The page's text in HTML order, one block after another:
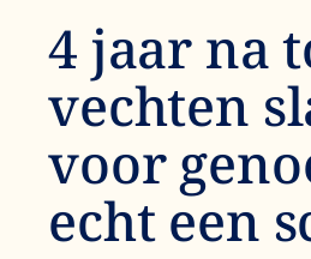
4 jaar na
vechten
voor
echt een